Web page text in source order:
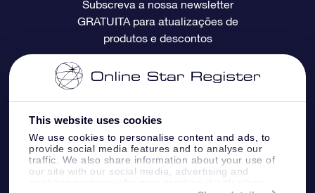
This website uses cookies
We use cookies to personalise content and ads, to
provide social media features and to analyse our
traffic. We also share information about your use of
our site with our social media, advertising and
Avaliações
O Cartão Presente OSR
Presentes corporativos
Página de Estrela personalizada
Um Milhão de Estrelas
OSR screensaver de estrela
App RV fly me to the stars
Informação de pagamento
Informação de envio
Política de Devolução
Constelações
Subscreva a nossa newsletter
GRATUITA para atualizações de
produtos e descontos